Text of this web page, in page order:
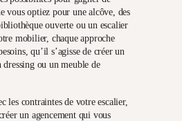
vous optiez pour une alcôve, des
ouverte ou un escalier
mobilier, chaque approche
qu’il s’agisse de créer un
dressingou un meuble de
les contraintes de votre escalier,
un agencement qui vous